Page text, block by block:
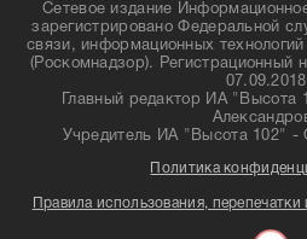
Сетевое издание
зарегистрировано Федеральной
связи, информационных
(Роскомнадзор).
Главный редактор ИА "Высота
Учредитель ИА "Высота
Политика
Правила использования,